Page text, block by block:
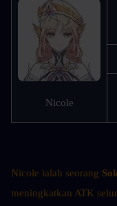
Nicole
Nicole ialah seorang
meningkatkan ATK